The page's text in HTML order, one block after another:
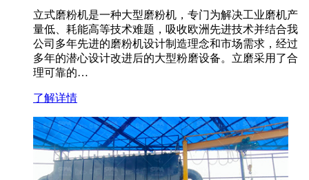
立式磨粉机是一种大型磨粉机，专门为解决工业磨机产
量低、耗能高等技术难题，吸收欧洲先进技术并结合我
公司多年先进的磨粉机设计制造理念和市场需求，经过
多年的潜心设计改进后的大型粉磨设备。立磨采用了合
理可靠的…
了解详情